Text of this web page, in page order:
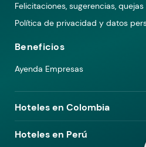
Felicitaciones, sugerencias,
Política de privacidad y datos
Beneficios
Ayenda Empresas
Hoteles en Colombia
Hoteles en Medellín
Hoteles en Perú